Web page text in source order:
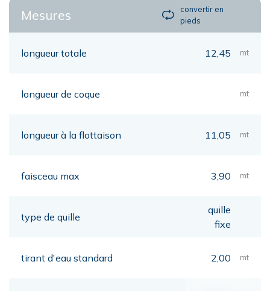
Mesures
convertir en
pieds
longueur totale 12,45 mt
longueur de coque mt
longueur à la flottaison 11,05 mt
faisceau max 3,90 mt
type de quille
quille
fixe
tirant d'eau standard 2,00 mt